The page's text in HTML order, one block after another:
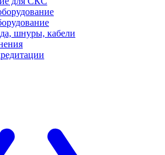
шнуры, кабели